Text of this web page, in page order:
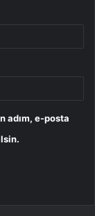
adım, e-posta